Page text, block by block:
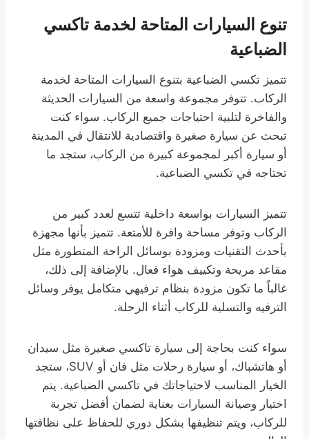
تنوع السيارات المتاحة لخدمة تاكسي
الضباعية
تتميز تكسي الضباعية بتنوع السيارات المتاحة لخدمة
الركاب. تتوفر مجموعة واسعة من السيارات الحديثة
والفاخرة لتلبية احتياجات جميع الركاب. سواء كنت
تبحث عن سيارة صغيرة واقتصادية للانتقال في المدينة
أو سيارة أكبر لمجموعة كبيرة من الركاب، ستجد ما
تحتاجه في تكسي الضباعية.
تتميز السيارات بواسعة داخلية تتسع لعدد كبير من
الركاب وتوفر مساحة وافرة للأمتعة. تتميز بأنها مجهزة
بأحدث التقنيات ومزودة بوسائل الراحة المتطورة مثل
مقاعد مريحة وتكييف هواء فعال. بالإضافة إلى ذلك،
غالباً ما تكون مزودة بنظام ترفيهي متكامل يوفر وسائل
الترفيه والتسلية للركاب أثناء الرحلة.
سواء كنت بحاجة إلى سيارة تاكسي صغيرة مثل سيدان
أو هاتشباك، أو سيارة رحلات مثل فان أو SUV، ستجد
الخيار المناسب لاحتياجاتك في تاكسي الضباعية. يتم
اختيار وصيانة السيارات بعناية لضمان أفضل تجربة
للركاب، ويتم تنظيفها بشكل دوري للحفاظ على نظافتها